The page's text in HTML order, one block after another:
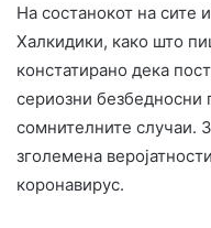
На состанокот на сите
Халкидики, како што
констатирано дека
сериозни безбедносни
сомнителните случаи.
зголемена
коронавирус.